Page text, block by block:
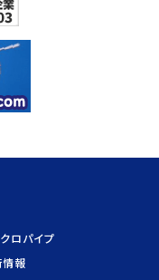
ロパイプ
報